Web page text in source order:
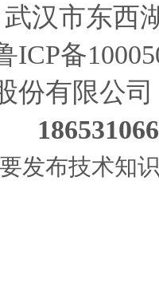
汉市东西
ICP备
份有限公司
发布技术知